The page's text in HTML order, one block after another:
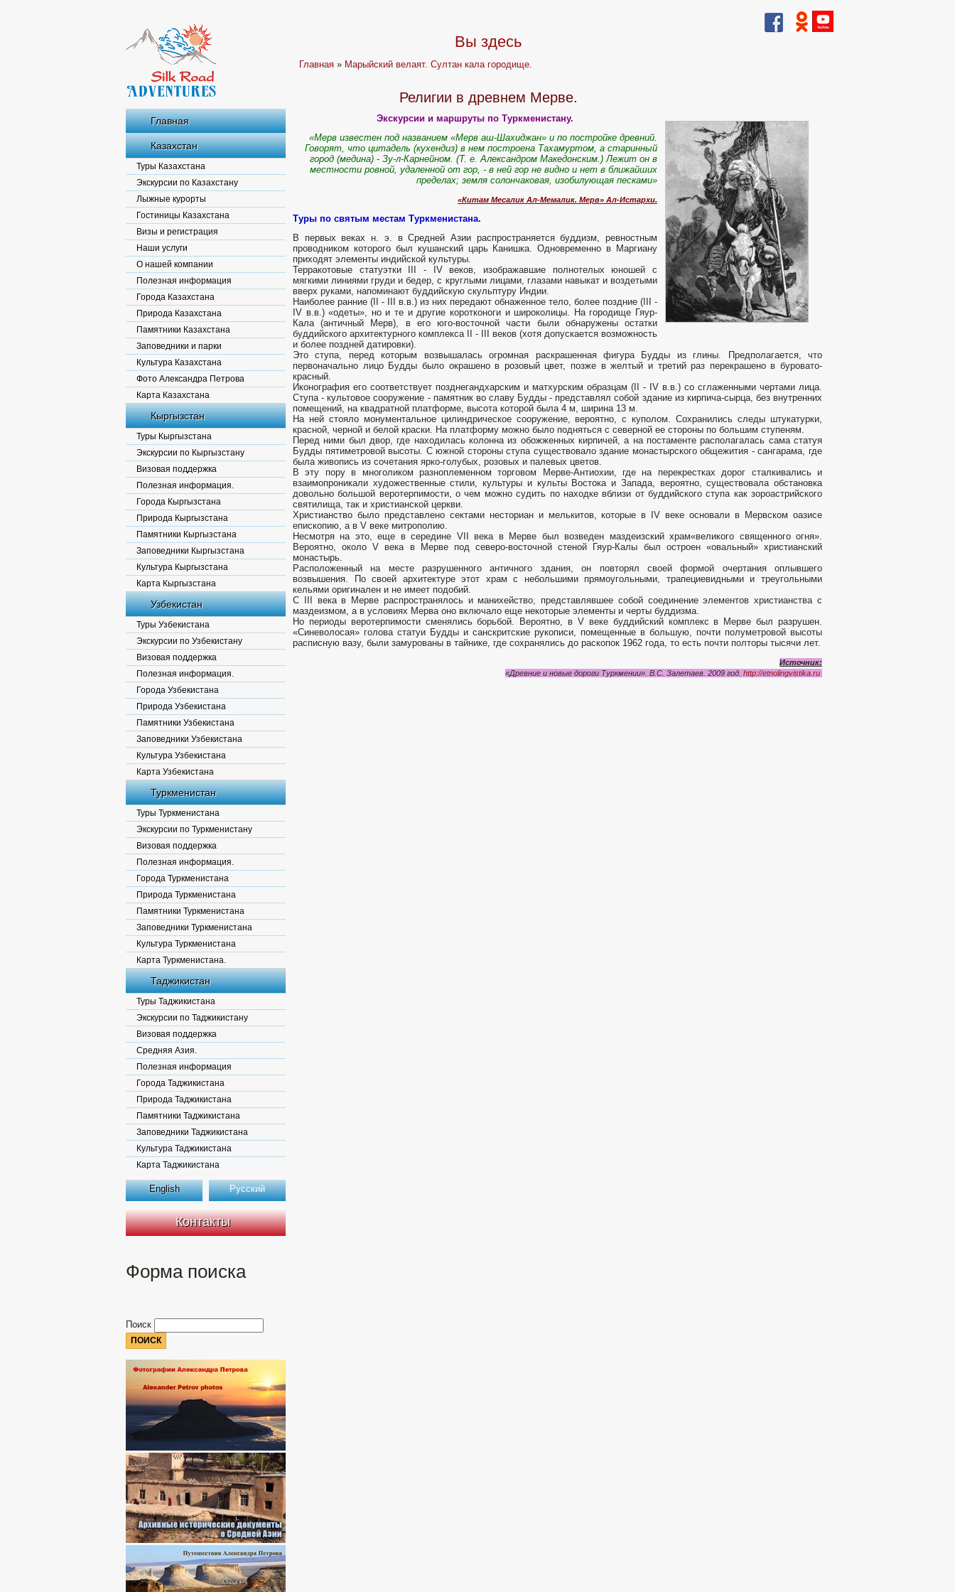
Главная
Казахстан
Туры Казахстана
Экскурсии по Казахстану
Лыжные курорты
Гостиницы Казахстана
Визы и регистрация
Наши услуги
О нашей компании
Полезная информация
Города Казахстана
Природа Казахстана
Памятники Казахстана
Заповедники и парки
Культура Казахстана
Фото Александра Петрова
Карта Казахстана
Кыргызстан
Туры Кыргызстана
Экскурсии по Кыргызстану
Визовая поддержка
Полезная информация.
Города Кыргызстана
Природа Кыргызстана
Памятники Кыргызстана
Заповедники Кыргызстана
Культура Кыргызстана
Карта Кыргызстана
Узбекистан
Туры Узбекистана
Экскурсии по Узбекистану
Визовая поддержка
Полезная информация.
Города Узбекистана
Природа Узбекистана
Памятники Узбекистана
Заповедники Узбекистана
Культура Узбекистана
Карта Узбекистана
Туркменистан
Туры Туркменистана
Экскурсии по Туркменистану
Визовая поддержка
Полезная информация.
Города Туркменистана
Природа Туркменистана
Памятники Туркменистана
Заповедники Туркменистана
Культура Туркменистана
Карта Туркменистана.
Таджикистан
Туры Таджикистана
Экскурсии по Таджикистану
Визовая поддержка
Средняя Азия.
Полезная информация
Города Таджикистана
Природа Таджикистана
Памятники Таджикистана
Заповедники Таджикистана
Культура Таджикистана
Карта Таджикистана
English Русский
Контакты
Форма поиска
Поиск
Вы здесь
Главная » Марыйский велаят. Султан кала городище.
Религии в древнем Мерве.
Экскурсии и маршруты по Туркменистану.
«Мерв известен под названием «Мерв аш-Шахиджан» и по постройке древний.
Говорят, что цитадель (кухендиз) в нем построена Тахамуртом, а старинный
город (медина) - Зу-л-Карнейном. (Т. е. Александром Македонским.) Лежит он в
местности ровной, удаленной от гор, - в ней гор не видно и нет в ближайших
пределах; земля солончаковая, изобилующая песками»
«Китам Месалик Ал-Мемалик. Мерв» Ал-Истархи.
Туры по святым местам Туркменистана.
В первых веках н. э. в Средней Азии распространяется буддизм, ревностным
проводником которого был кушанский царь Канишка. Одновременно в Маргиану
приходят элементы индийской культуры.
Терракотовые статуэтки III - IV веков, изображавшие полнотелых юношей с
мягкими линиями груди и бедер, с круглыми лицами, глазами навыкат и воздетыми
вверх руками, напоминают буддийскую скульптуру Индии.
Наиболее ранние (II - III в.в.) из них передают обнаженное тело, более поздние (III -
IV в.в.) «одеты», но и те и другие коротконоги и широколицы. На городище Гяур-
Кала (античный Мерв), в его юго-восточной части были обнаружены остатки
буддийского архитектурного комплекса II - III веков (хотя допускается возможность
и более поздней датировки).
Это ступа, перед которым возвышалась огромная раскрашенная фигура Будды из глины. Предполагается, что
первоначально лицо Будды было окрашено в розовый цвет, позже в желтый и третий раз перекрашено в буровато-
красный.
Иконография его соответствует позднегандхарским и матхурским образцам (II - IV в.в.) со сглаженными чертами лица.
Ступа - культовое сооружение - памятник во славу Будды - представлял собой здание из кирпича-сырца, без внутренних
помещений, на квадратной платформе, высота которой была 4 м, ширина 13 м.
На ней стояло монументальное цилиндрическое сооружение, вероятно, с куполом. Сохранились следы штукатурки,
красной, черной и белой краски. На платформу можно было подняться с северной ее стороны по большим ступеням.
Перед ними был двор, где находилась колонна из обожженных кирпичей, а на постаменте располагалась сама статуя
Будды пятиметровой высоты. С южной стороны ступа существовало здание монастырского общежития - сангарама, где
была живопись из сочетания ярко-голубых, розовых и палевых цветов.
В эту пору в многоликом разноплеменном торговом Мерве-Антиохии, где на перекрестках дорог сталкивались и
взаимопроникали художественные стили, культуры и культы Востока и Запада, вероятно, существовала обстановка
довольно большой веротерпимости, о чем можно судить по находке вблизи от буддийского ступа как зороастрийского
святилища, так и христианской церкви.
Христианство было представлено сектами несториан и мелькитов, которые в IV веке основали в Мервском оазисе
епископию, а в V веке митрополию.
Несмотря на это, еще в середине VII века в Мерве был возведен маздеизский храм«великого священного огня».
Вероятно, около V века в Мерве под северо-восточной стеной Гяур-Калы был остроен «овальный» христианский
монастырь.
Расположенный на месте разрушенного античного здания, он повторял своей формой очертания оплывшего
возвышения. По своей архитектуре этот храм с небольшими прямоугольными, трапециевидными и треугольными
кельями оригинален и не имеет подобий.
С III века в Мерве распространялось и манихейство, представлявшее собой соединение элементов христианства с
маздеизмом, а в условиях Мерва оно включало еще некоторые элементы и черты буддизма.
Но периоды веротерпимости сменялись борьбой. Вероятно, в V веке буддийский комплекс в Мерве был разрушен.
«Синеволосая» голова статуи Будды и санскритские рукописи, помещенные в большую, почти полуметровой высоты
расписную вазу, были замурованы в тайнике, где сохранялись до раскопок 1962 года, то есть почти полторы тысячи лет.
Источник:
«Древние и новые дороги Туркмении». В.С. Залетаев. 2009 год. http://etnolingvistika.ru